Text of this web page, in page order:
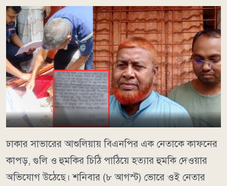
ঢাকার সাভারের আশুলিয়ায় বিএনপির এক নেতাকে কাফনের
কাপড়, গুলি ও হুমকির চিঠি পাঠিয়ে হত্যার হুমকি দেওয়ার
অভিযোগ উঠেছে। শনিবার (৮ আগস্ট) ভোরে ওই নেতার